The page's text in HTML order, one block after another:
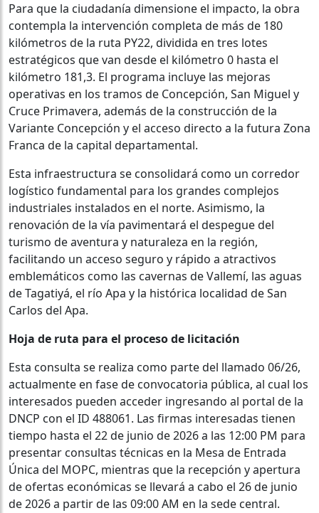
Para que la ciudadanía dimensione el impacto, la obra
contempla la intervención completa de más de 180
kilómetros de la ruta PY22, dividida en tres lotes
estratégicos que van desde el kilómetro 0 hasta el
kilómetro 181,3. El programa incluye las mejoras
operativas en los tramos de Concepción, San Miguel y
Cruce Primavera, además de la construcción de la
Variante Concepción y el acceso directo a la futura Zona
Franca de la capital departamental.
Esta infraestructura se consolidará como un corredor
logístico fundamental para los grandes complejos
industriales instalados en el norte. Asimismo, la
renovación de la vía pavimentará el despegue del
turismo de aventura y naturaleza en la región,
facilitando un acceso seguro y rápido a atractivos
emblemáticos como las cavernas de Vallemí, las aguas
de Tagatiyá, el río Apa y la histórica localidad de San
Carlos del Apa.
Hoja de ruta para el proceso de licitación
Esta consulta se realiza como parte del llamado 06/26,
actualmente en fase de convocatoria pública, al cual los
interesados pueden acceder ingresando al portal de la
DNCP con el ID 488061. Las firmas interesadas tienen
tiempo hasta el 22 de junio de 2026 a las 12:00 PM para
presentar consultas técnicas en la Mesa de Entrada
Única del MOPC, mientras que la recepción y apertura
de ofertas económicas se llevará a cabo el 26 de junio
de 2026 a partir de las 09:00 AM en la sede central.